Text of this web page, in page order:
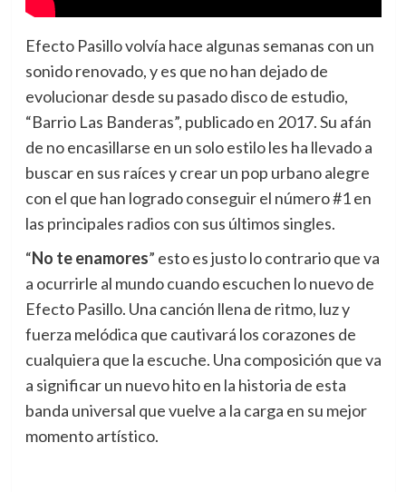
Efecto Pasillo volvía hace algunas semanas con un
sonido renovado, y es que no han dejado de
evolucionar desde su pasado disco de estudio,
“Barrio Las Banderas”, publicado en 2017. Su afán
de no encasillarse en un solo estilo les ha llevado a
buscar en sus raíces y crear un pop urbano alegre
con el que han logrado conseguir el número #1 en
las principales radios con sus últimos singles.
“No te enamores” esto es justo lo contrario que va
a ocurrirle al mundo cuando escuchen lo nuevo de
Efecto Pasillo. Una canción llena de ritmo, luz y
fuerza melódica que cautivará los corazones de
cualquiera que la escuche. Una composición que va
a significar un nuevo hito en la historia de esta
banda universal que vuelve a la carga en su mejor
momento artístico.